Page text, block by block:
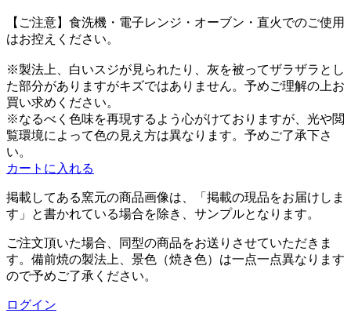
【ご注意】食洗機・電子レンジ・オーブン・直火でのご使用
はお控えください。
※製法上、白いスジが見られたり、灰を被ってザラザラとし
た部分がありますがキズではありません。予めご理解の上お
買い求めください。
※なるべく色味を再現するよう心がけておりますが、光や閲
覧環境によって色の見え方は異なります。予めご了承下さ
い。
カートに入れる
掲載してある窯元の商品画像は、
「掲載の現品をお届けしま
す」と書かれている場合を除き、サンプルとなります。
ご注文頂いた場合、同型の商品をお送りさせていただきま
す。備前焼の製法上、景色（焼き色）は一点一点異なります
ので予めご了承ください。
ログイン